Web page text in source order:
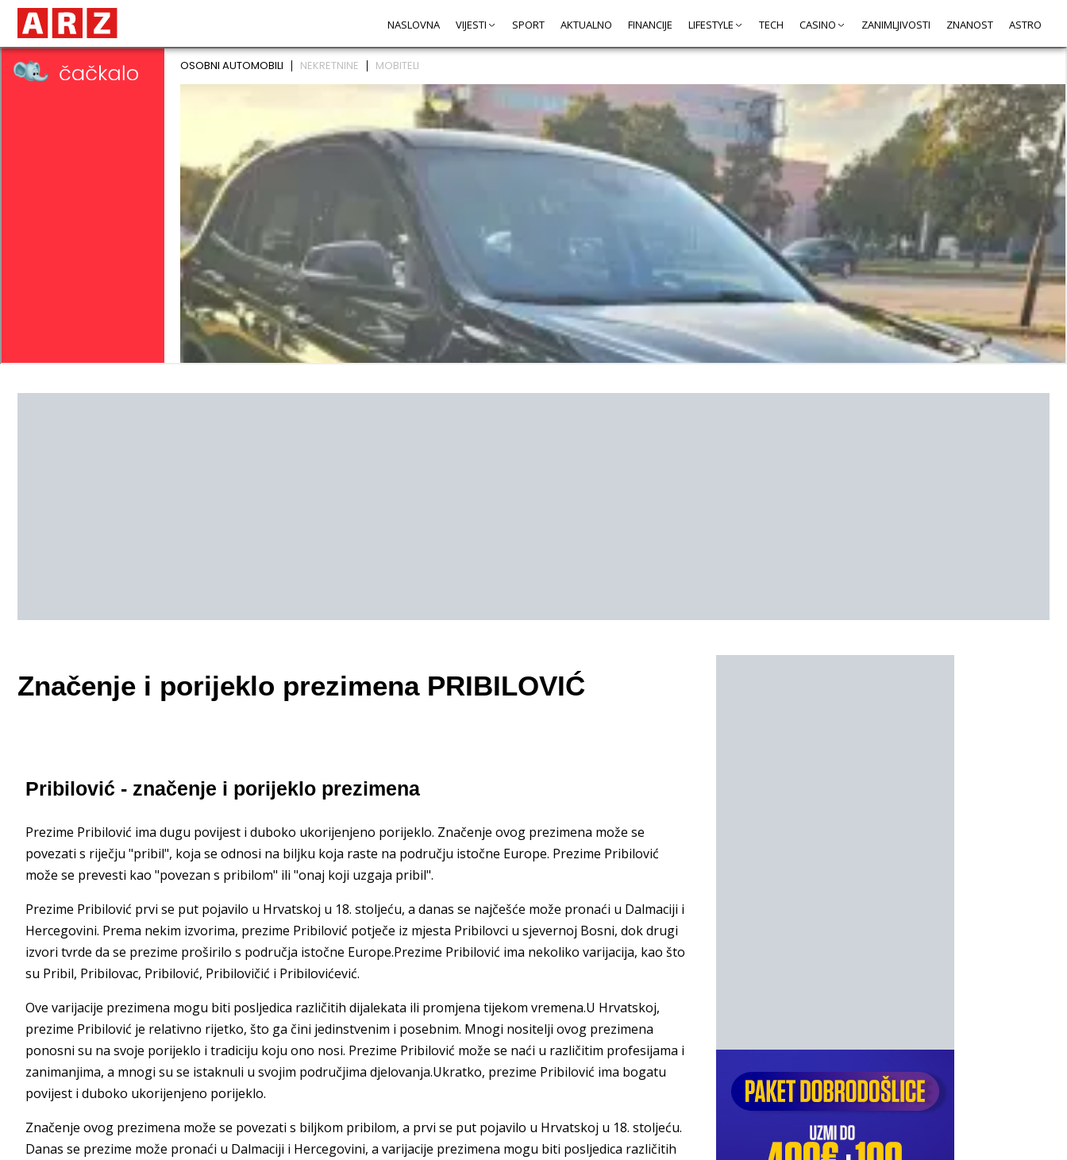
NASLOVNA VIJESTI SPORT AKTUALNO FINANCIJE LIFESTYLE TECH CASINO ZANIMLJIVOSTI ZNANOST ASTRO
Značenje i porijeklo prezimena PRIBILOVIĆ
Pribilović - značenje i porijeklo prezimena
Prezime Pribilović ima dugu povijest i duboko ukorijenjeno porijeklo. Značenje ovog prezimena može se
povezati s riječju "pribil", koja se odnosi na biljku koja raste na području istočne Europe. Prezime Pribilović
može se prevesti kao "povezan s pribilom" ili "onaj koji uzgaja pribil".
Prezime Pribilović prvi se put pojavilo u Hrvatskoj u 18. stoljeću, a danas se najčešće može pronaći u Dalmaciji i
Hercegovini. Prema nekim izvorima, prezime Pribilović potječe iz mjesta Pribilovci u sjevernoj Bosni, dok drugi
izvori tvrde da se prezime proširilo s područja istočne Europe.Prezime Pribilović ima nekoliko varijacija, kao što
su Pribil, Pribilovac, Pribilović, Pribilovičić i Pribilovićević.
Ove varijacije prezimena mogu biti posljedica različitih dijalekata ili promjena tijekom vremena.U Hrvatskoj,
prezime Pribilović je relativno rijetko, što ga čini jedinstvenim i posebnim. Mnogi nositelji ovog prezimena
ponosni su na svoje porijeklo i tradiciju koju ono nosi. Prezime Pribilović može se naći u različitim profesijama i
zanimanjima, a mnogi su se istaknuli u svojim područjima djelovanja.Ukratko, prezime Pribilović ima bogatu
povijest i duboko ukorijenjeno porijeklo.
Značenje ovog prezimena može se povezati s biljkom pribilom, a prvi se put pojavilo u Hrvatskoj u 18. stoljeću.
Danas se prezime može pronaći u Dalmaciji i Hercegovini, a varijacije prezimena mogu biti posljedica različitih